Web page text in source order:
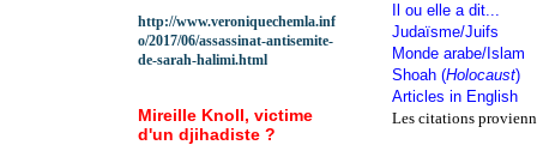
Il ou elle a dit...
Judaïsme/Juifs
Monde arabe/Islam
Shoah (Holocaust)
Articles in English
Les citations
http://www.veroniquechemla.inf
o/2017/06/assassinat-antisemite-
de-sarah-halimi.html
Mireille Knoll, victime
d'un djihadiste ?